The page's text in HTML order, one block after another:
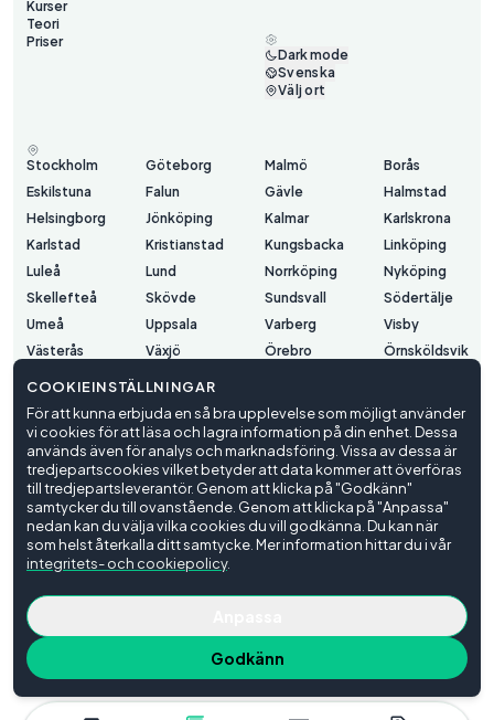
Kurser
Teori
Priser
Dark mode
Svenska
Välj ort
Stockholm Göteborg Malmö
Borås
Eskilstuna
Falun Gävle
Halmstad
Helsingborg
Jönköping Kalmar
Karlskrona
Karlstad
Kristianstad Kungsbacka
Linköping
Luleå
Lund Norrköping
Nyköping
Skellefteå
Skövde Sundsvall
Södertälje
Umeå
Uppsala Varberg
Visby
Västerås
Växjö Örebro
Örnsköldsvik
Användarvillkor
Integritetspolicy
Cookieinställningar
COOKIEINSTÄLLNINGAR
För att kunna erbjuda en så bra upplevelse som möjligt använder
vi cookies för att läsa och lagra information på din enhet. Dessa
används även för analys och marknadsföring. Vissa av dessa är
tredjepartscookies vilket betyder att data kommer att överföras
till tredjepartsleverantör. Genom att klicka på "Godkänn"
samtycker du till ovanstående. Genom att klicka på "Anpassa"
nedan kan du välja vilka cookies du vill godkänna. Du kan när
som helst återkalla ditt samtycke. Mer information hittar du i vår
integritets- och cookiepolicy.
Godkänn
© Trafiko2026